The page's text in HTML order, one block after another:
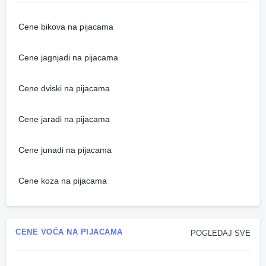
Cene bikova na pijacama
Cene jagnjadi na pijacama
Cene dviski na pijacama
Cene jaradi na pijacama
Cene junadi na pijacama
Cene koza na pijacama
POGLEDAJ SVE
CENE VOĆA NA PIJACAMA